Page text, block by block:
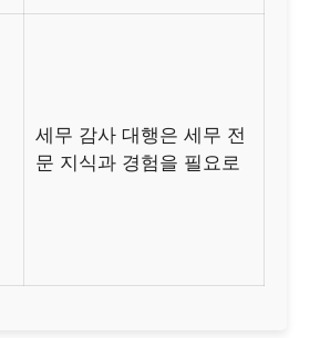
세무 감사 대행은 세무 전
문 지식과 경험을 필요로